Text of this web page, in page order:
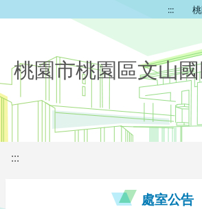
:::
桃園市桃園區文山
:::
處室公告